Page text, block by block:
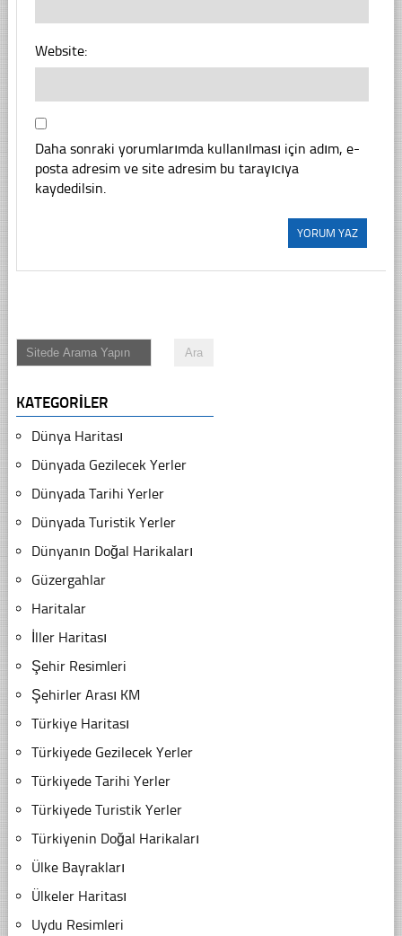
Website:
Daha sonraki yorumlarımda kullanılması için adım, e-
posta adresim ve site adresim bu tarayıcıya
kaydedilsin.
KATEGORILER
Dünya Haritası
Dünyada Gezilecek Yerler
Dünyada Tarihi Yerler
Dünyada Turistik Yerler
Dünyanın Doğal Harikaları
Güzergahlar
Haritalar
İller Haritası
Şehir Resimleri
Şehirler Arası KM
Türkiye Haritası
Türkiyede Gezilecek Yerler
Türkiyede Tarihi Yerler
Türkiyede Turistik Yerler
Türkiyenin Doğal Harikaları
Ülke Bayrakları
Ülkeler Haritası
Uydu Resimleri